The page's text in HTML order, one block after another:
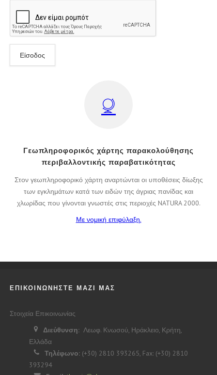
Γεωπληροφορικός χάρτης παρακολούθησης
περιβαλλοντικής παραβατικότητας
Στον γεωπληροφορικό χάρτη αναρτώνται οι υποθέσεις δίωξης
των εγκλημάτων κατά των ειδών της άγριας πανίδας και
χλωρίδας που γίνονται γνωστές στις περιοχές NATURA 2000.
Με νομική επιφύλαξη.
ΕΠΙΚΟΙΝΩΝΗΣΤΕ ΜΑΖΙ ΜΑΣ
Στοιχεία Επικοινωνίας
Διεύθυνση: Λεωφ. Κνωσού, Ηράκλειο, Κρήτη,
Ελλάδα
Τηλέφωνο: (+30) 2810 393265, Fax: (+30) 2810
393294